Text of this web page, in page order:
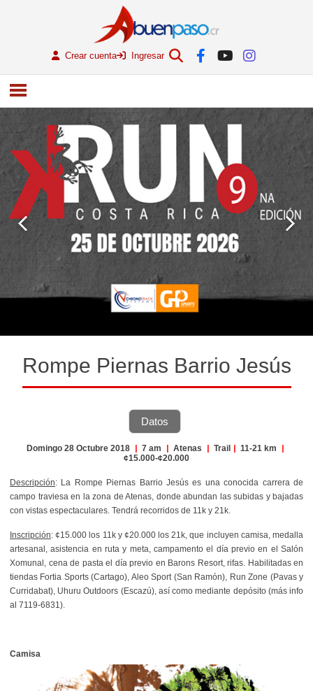
Crear cuenta Ingresar
Rompe Piernas Barrio Jesús
Datos
Domingo 28 Octubre 2018 | 7 am | Atenas | Trail | 11-21 km
|
¢15.000-¢20.000
Descripción: La Rompe Piernas Barrio Jesús es una conocida carrera de
campo traviesa en la zona de Atenas, donde abundan las subidas y bajadas
con vistas espectaculares. Tendrá recorridos de 11k y 21k.
Inscripción: ¢15.000 los 11k y ¢20.000 los 21k, que incluyen camisa, medalla
artesanal, asistencia en ruta y meta, campamento el día previo en el Salón
Xomunal, cena de pasta el día previo en Barons Resort, rifas. Habilitadas en
tiendas Fortia Sports (Cartago), Aleo Sport (San Ramón), Run Zone (Pavas y
Curridabat), Uhuru Outdoors (Escazú), así como mediante depósito (más info
al 7119-6831).
Camisa